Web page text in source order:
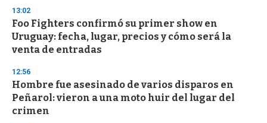
13:02
Foo Fighters confirmó su primer show en
Uruguay: fecha, lugar, precios y cómo será la
venta de entradas
12:56
Hombre fue asesinado de varios disparos en
Peñarol: vieron a una moto huir del lugar del
crimen